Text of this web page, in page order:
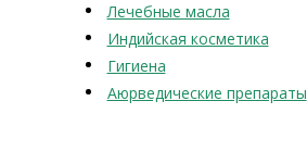
Лечебные масла
Индийская косметика
Гигиена
Аюрведические препараты